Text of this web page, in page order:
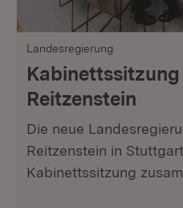
Landesregierung
Reitzenstein
Die neue
Reitzenstein in
Kabinettssitzung